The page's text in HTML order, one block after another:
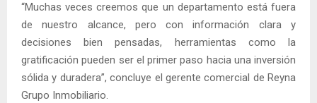
“Muchas veces creemos que un departamento está fuera
de nuestro alcance, pero con información clara y
decisiones bien pensadas, herramientas como la
gratificación pueden ser el primer paso hacia una inversión
sólida y duradera”, concluye el gerente comercial de Reyna
Grupo Inmobiliario.